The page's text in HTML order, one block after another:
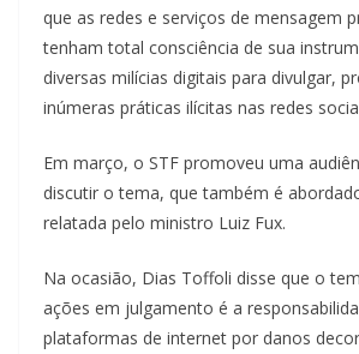
que as redes e serviços de mensagem
tenham total consciência de sua
diversas milícias digitais para divulgar,
inúmeras práticas ilícitas nas redes
Em março, o STF promoveu uma
discutir o tema, que também é
relatada pelo ministro Luiz Fux.
Na ocasião, Dias Toffoli disse que o
ações em julgamento é a
plataformas de internet por danos